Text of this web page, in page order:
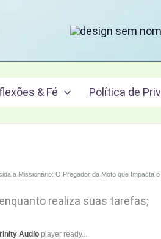
& Fé Política de
a Missionário: O Pregador da Moto que Impacta
realiza suas tarefas;
Audio player ready...